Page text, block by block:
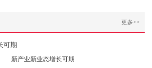
更多>>
新产业新业态增长可期